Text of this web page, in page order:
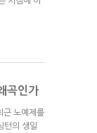
곡인가
근 노예제를
턴의 생일